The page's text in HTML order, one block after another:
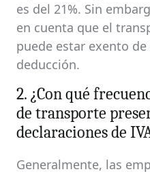
es del 21%. Sin
en cuenta que el
puede estar exento de
deducción.
2. ¿Con qué
de transporte
declaraciones de
Generalmente, las